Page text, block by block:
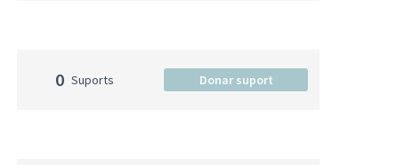
0 Suports Donar suport